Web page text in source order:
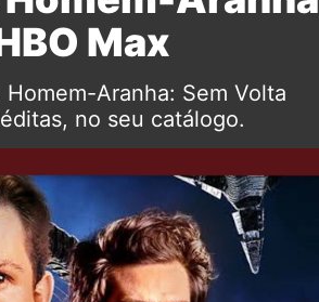
Max
Aranha: Sem Volta
no seu catálogo.